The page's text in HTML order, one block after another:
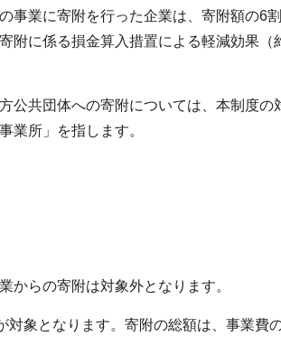
事業に寄附を行った企業は、寄附額の6
附に係る損金算入措置による軽減効果
公共団体への寄附については、本制度
業所」を指します。
らの寄附は対象外となります。
象となります。寄附の総額は、事業費の